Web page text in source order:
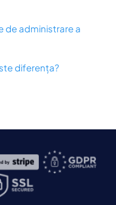
de administrare a
diferența?